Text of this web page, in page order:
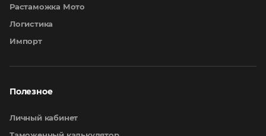
Растаможка Мото
Логистика
Импорт
Полезное
Личный кабинет